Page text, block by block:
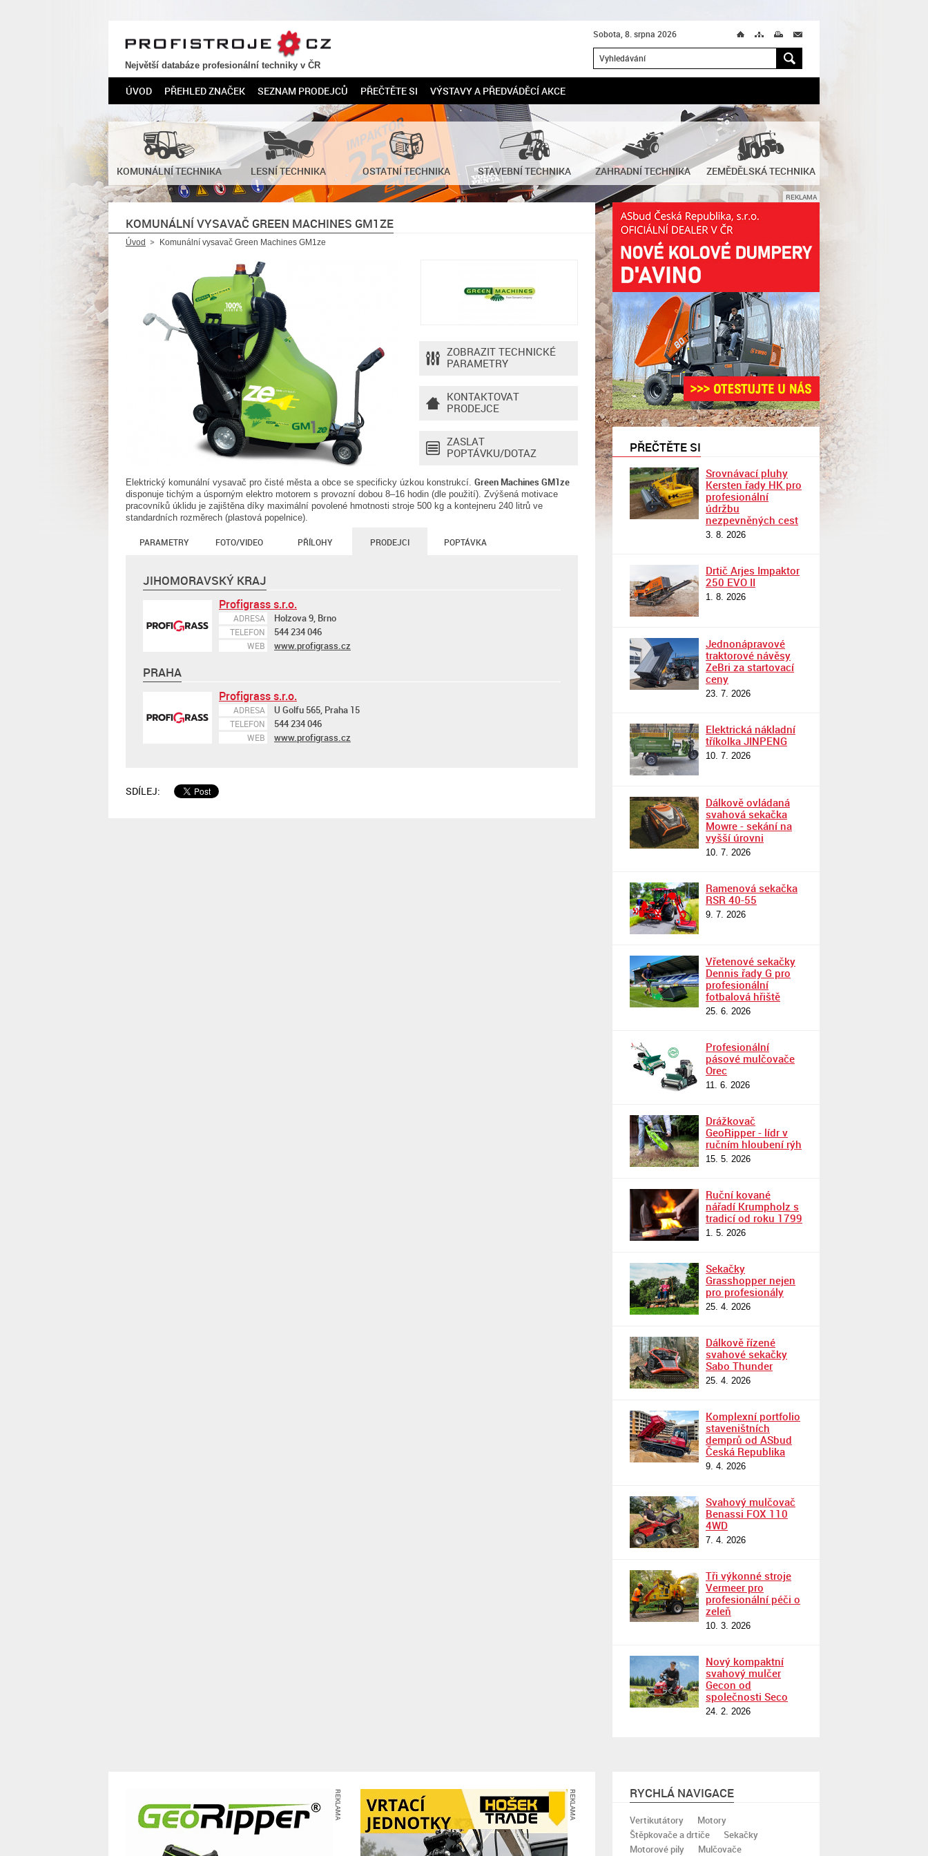
PROFISTROJE.CZ
Největší databáze profesionální techniky v ČR
Sobota, 8. srpna 2026 Ú M T M
H
ÚVOD PŘEHLED ZNAČEK SEZNAM PRODEJCŮ PŘEČTĚTE SI VÝSTAVY A PŘEDVÁDĚCÍ AKCE
KOMUNÁLNÍ TECHNIKA LESNÍ TECHNIKA OSTATNÍ TECHNIKA STAVEBNÍ TECHNIKA ZAHRADNÍ TECHNIKA ZEMĚDĚLSKÁ TECHNIKA
KOMUNÁLNÍ VYSAVAČ GREEN MACHINES GM1ZE
Úvod Komunální vysavač Green Machines GM1ze
ZOBRAZIT TECHNICKÉ
PARAMETRY
KONTAKTOVAT
PRODEJCE
ZASLAT
POPTÁVKU/DOTAZ
Elektrický komunální vysavač pro čisté města a obce se specificky úzkou konstrukcí. Green Machines GM1ze
disponuje tichým a úsporným elektro motorem s provozní dobou 8–16 hodin (dle použití). Zvýšená motivace
pracovníků úklidu je zajištěna díky maximální povolené hmotnosti stroje 500 kg a kontejneru 240 litrů ve
standardních rozměrech (plastová popelnice).
PARAMETRY FOTO/VIDEO PŘÍLOHY PRODEJCI POPTÁVKA
JIHOMORAVSKÝ KRAJ
Profigrass s.r.o.
ADRESA Holzova 9, Brno
TELEFON 544 234 046
WEB www.profigrass.cz
PRAHA
Profigrass s.r.o.
ADRESA U Golfu 565, Praha 15
TELEFON 544 234 046
WEB www.profigrass.cz
SDÍLEJ:
REKLAMA
PŘEČTĚTE SI
Srovnávací pluhy
Kersten řady HK pro
profesionální
údržbu
nezpevněných cest
3. 8. 2026
Drtič Arjes Impaktor
250 EVO II
1. 8. 2026
Jednonápravové
traktorové návěsy
ZeBri za startovací
ceny
23. 7. 2026
Elektrická nákladní
tříkolka JINPENG
10. 7. 2026
Dálkově ovládaná
svahová sekačka
Mowre - sekání na
vyšší úrovni
10. 7. 2026
Ramenová sekačka
RSR 40-55
9. 7. 2026
Vřetenové sekačky
Dennis řady G pro
profesionální
fotbalová hřiště
25. 6. 2026
Profesionální
pásové mulčovače
Orec
11. 6. 2026
Drážkovač
GeoRipper - lídr v
ručním hloubení rýh
15. 5. 2026
Ruční kované
nářadí Krumpholz s
tradicí od roku 1799
1. 5. 2026
Sekačky
Grasshopper nejen
pro profesionály
25. 4. 2026
Dálkově řízené
svahové sekačky
Sabo Thunder
25. 4. 2026
Komplexní portfolio
staveništních
demprů od ASbud
Česká Republika
9. 4. 2026
Svahový mulčovač
Benassi FOX 110
4WD
7. 4. 2026
Tři výkonné stroje
Vermeer pro
profesionální péči o
zeleň
10. 3. 2026
Nový kompaktní
svahový mulčer
Gecon od
společnosti Seco
24. 2. 2026
REKLAMA REKLAMA RYCHLÁ NAVIGACE
Vertikutátory
Motory
Štěpkovače a drtiče
Sekačky
Motorové pily
Mulčovače